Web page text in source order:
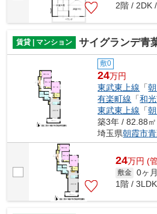
2階 / 2DK
賃貸 | マンション サイグランデ青
敷0
24万円
東武東上線 「
有楽町線 「和
東武東上線 「
築3年 / 82.88㎡
埼玉県朝霞市
24万円 (
敷金 0ヶ月
1階 /